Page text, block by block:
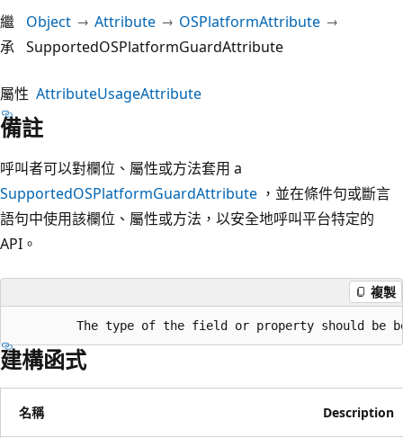
繼
承
Object Attribute
OSPlatformAttribute
SupportedOSPlatformGuardAttribute
屬性 AttributeUsageAttribute
備註
呼叫者可以對欄位、屬性或方法套用 a
SupportedOSPlatformGuardAttribute ，並在條件句或斷言
語句中使用該欄位、屬性或方法，以安全地呼叫平台特定的
API。
複製
建構函式
名稱 Description